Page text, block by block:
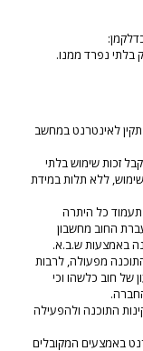
בלתי נפרד ממנו.
תקין לאינטרנט במחשב
זכות שימוש בלתי
ללא תלות במידת
כל היתרה
החוב מחשבון
באמצעות ש.ב.א.
מפעולה, לרבות
של חוב כלשהו וכי
התוכנה ולהפעילה
באמצעים המקובלים